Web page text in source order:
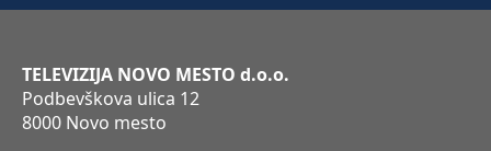
TELEVIZIJA NOVO MESTO d.o.o.
Podbevškova ulica 12
8000 Novo mesto